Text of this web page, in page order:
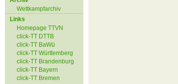
Wettkampfarchiv
Links
Homepage TTVN
click-TT DTTB
click-TT BaWü
click-TT Württemberg
click-TT Brandenburg
click-TT Bayern
click-TT Bremen